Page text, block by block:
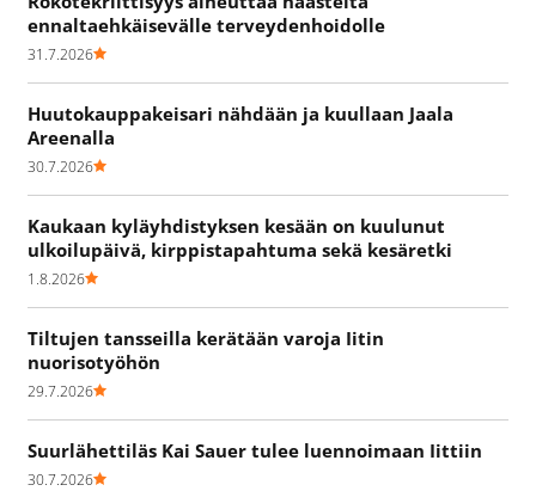
ennaltaehkäisevälle terveydenhoidolle
31.7.2026
Huutokauppakeisari nähdään ja kuullaan Jaala
Areenalla
30.7.2026
Kaukaan kyläyhdistyksen kesään on kuulunut
ulkoilupäivä, kirppistapahtuma sekä kesäretki
1.8.2026
Tiltujen tansseilla kerätään varoja Iitin
nuorisotyöhön
29.7.2026
Suurlähettiläs Kai Sauer tulee luennoimaan Iittiin
30.7.2026